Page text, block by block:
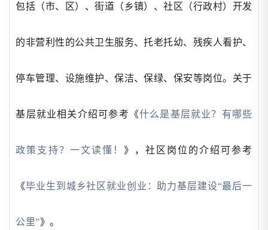
包括（市、区）、街道（乡镇）、社区（行政村）开发
的非营利性的公共卫生服务、托老托幼、残疾人看护、
停车管理、设施维护、保洁、保绿、保安等岗位。关于
基层就业相关介绍可参考《什么是基层就业？有哪些
政策支持？一文读懂！ 》，社区岗位的介绍可参考
《毕业生到城乡社区就业创业：助力基层建设“最后一
公里”》。